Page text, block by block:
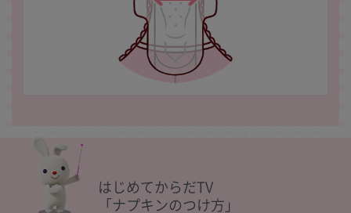
はじめてからだTV
「ナプキンのつけ方」